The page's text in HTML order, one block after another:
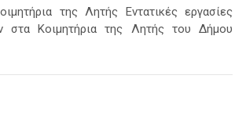
της Λητής Εντατικές εργασίες
στα Κοιμητήρια της Λητής του Δήμου